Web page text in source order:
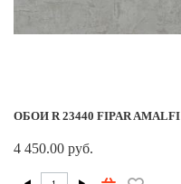
ОБОИ R 23440 FIPAR AMALFI
4 450.00 руб.